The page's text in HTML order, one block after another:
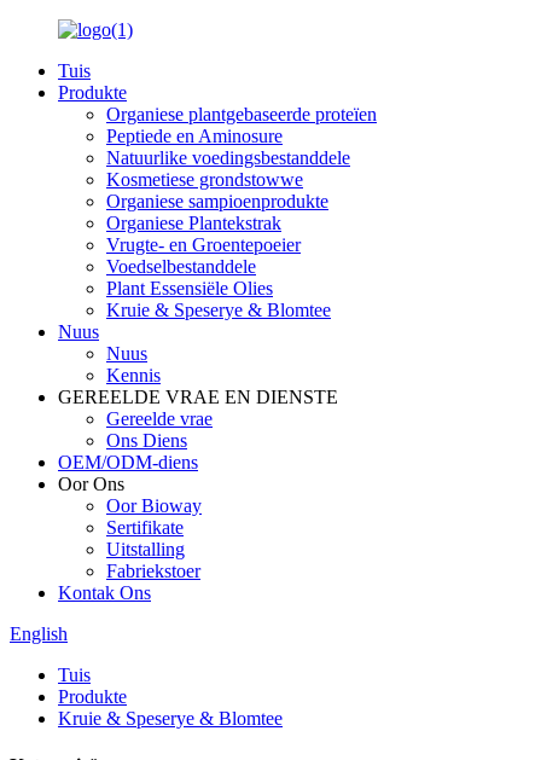
Tuis
Produkte
Organiese plantgebaseerde proteïen
Peptiede en Aminosure
Natuurlike voedingsbestanddele
Kosmetiese grondstowwe
Organiese sampioenprodukte
Organiese Plantekstrak
Vrugte- en Groentepoeier
Voedselbestanddele
Plant Essensiële Olies
Kruie & Speserye & Blomtee
Nuus
Nuus
Kennis
GEREELDE VRAE EN DIENSTE
Gereelde vrae
Ons Diens
OEM/ODM-diens
Oor Ons
Oor Bioway
Sertifikate
Uitstalling
Fabriekstoer
Kontak Ons
English
Tuis
Produkte
Kruie & Speserye & Blomtee